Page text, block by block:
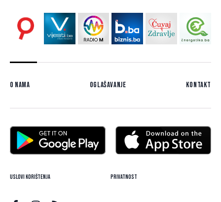
O nama Oglašavanje Kontakt
Uslovi korištenja Privatnost